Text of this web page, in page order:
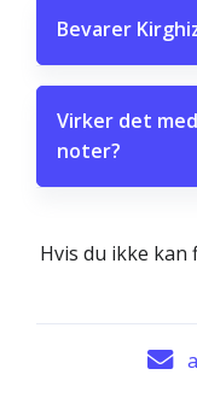
Bevarer
Virker det
noter?
Hvis du ikke kan